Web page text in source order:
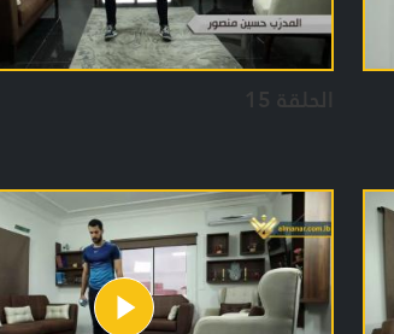
الحلقة 15